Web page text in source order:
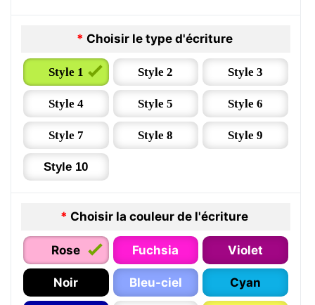
* Choisir le type d'écriture
Style 1 Style 2 Style 3
Style 4 Style 5 Style 6
Style 7 Style 8 Style 9
Style 10
* Choisir la couleur de l'écriture
Rose Fuchsia Violet
Noir Bleu-ciel Cyan